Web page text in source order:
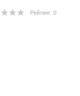
Рейтинг: 0